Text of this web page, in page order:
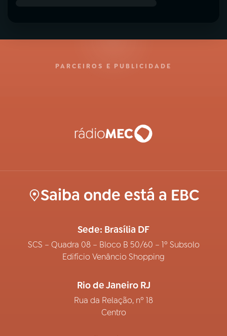
PARCEIROS E PUBLICIDADE
Saiba onde está a EBC
Sede: Brasília DF
SCS – Quadra 08 – Bloco B 50/60 – 1º Subsolo
Edifício Venâncio Shopping
Rio de Janeiro RJ
Rua da Relação, nº 18
Centro